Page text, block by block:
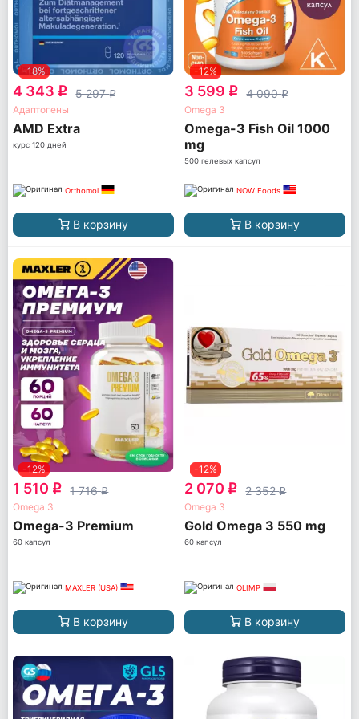
-18%
4 343 q 5 297q
Адаптогены
AМD Extra
курс 120 дней
Orthomol
В корзину
-12%
3 599 q 4 090q
Omega 3
Omega-3 Fish Oil 1000
mg
500 гелевых капсул
NOW Foods
В корзину
-12%
1 510 q 1 716q
Omega 3
Omega-3 Premium
60 капсул
MAXLER (USA)
В корзину
-12%
2 070 q 2 352q
Omega 3
Gold Omega 3 550 mg
60 капсул
OLIMP
В корзину